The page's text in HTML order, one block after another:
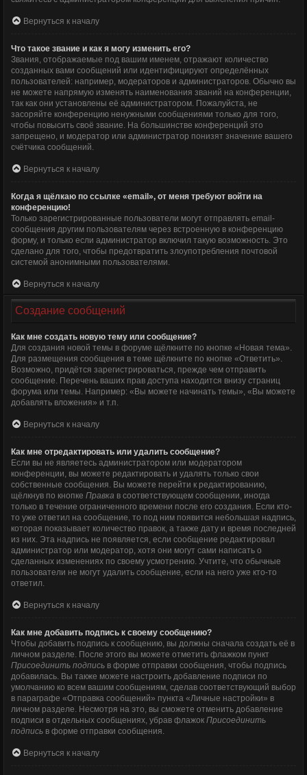
Вернуться к началу
Что такое звание и как я могу изменить его?
Звания, отображаемые под вашим именем, отражают количество
созданных вами сообщений или идентифицируют определённых
пользователей: например, модераторов и администраторов. Обычно вы
не можете напрямую изменять наименования званий на конференции,
так как они установлены её администратором. Пожалуйста, не
засоряйте конференцию ненужными сообщениями только для того,
чтобы повысить своё звание. На большинстве конференций это
запрещено, и модератор или администратор понизят значение вашего
счётчика сообщений.
Вернуться к началу
Когда я щёлкаю по ссылке «email», от меня требуют войти на
конференцию!
Только зарегистрированные пользователи могут отправлять email-
сообщения другим пользователям через встроенную в конференцию
форму, и только если администратор включил такую возможность. Это
сделано для того, чтобы предотвратить злоупотребления почтовой
системой анонимными пользователями.
Вернуться к началу
Создание сообщений
Как мне создать новую тему или сообщение?
Для создания новой темы в форуме щёлкните по кнопке «Новая тема».
Для размещения сообщения в теме щёлкните по кнопке «Ответить».
Возможно, придётся зарегистрироваться, прежде чем отправить
сообщение. Перечень ваших прав доступа находится внизу страниц
форума или темы. Например: «Вы можете начинать темы», «Вы можете
добавлять вложения» и т.п.
Вернуться к началу
Как мне отредактировать или удалить сообщение?
Если вы не являетесь администратором или модератором
конференции, вы можете редактировать и удалять только свои
собственные сообщения. Вы можете перейти к редактированию,
щёлкнув по кнопке Правка в соответствующем сообщении, иногда
только в течение ограниченного времени после его создания. Если кто-
то уже ответил на сообщение, то под ним появится небольшая надпись,
которая показывает количество правок, а также дату и время последней
из них. Эта надпись не появляется, если сообщение редактировал
администратор или модератор, хотя они могут сами написать о
сделанных изменениях по своему усмотрению. Учтите, что обычные
пользователи не могут удалить сообщение, если на него уже кто-то
ответил.
Вернуться к началу
Как мне добавить подпись к своему сообщению?
Чтобы добавить подпись к сообщению, вы должны сначала создать её в
личном разделе. После этого вы можете отметить флажком пункт
Присоединить подпись в форме отправки сообщения, чтобы подпись
добавилась. Вы также можете настроить добавление подписи по
умолчанию ко всем вашим сообщениям, сделав соответствующий выбор
в параграфе «Отправка сообщений» пункта «Личные настройки» в
личном разделе. Несмотря на это, вы сможете отменить добавление
подписи в отдельных сообщениях, убрав флажок Присоединить
подпись в форме отправки сообщения.
Вернуться к началу